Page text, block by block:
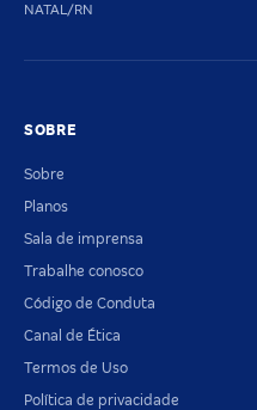
NATAL/RN
SOBRE
Sobre
Planos
Sala de imprensa
Trabalhe conosco
Código de Conduta
Canal de Ética
Termos de Uso
Política de privacidade